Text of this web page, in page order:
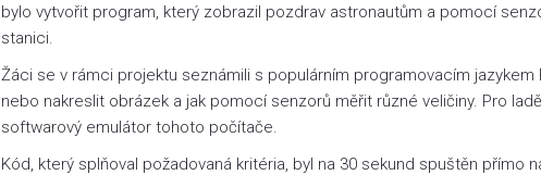
bylo vytvořit program, který zobrazil pozdrav astronautům a pomocí
stanici.
Žáci se v rámci projektu seznámili s populárním programovacím jazykem
nebo nakreslit obrázek a jak pomocí senzorů měřit různé veličiny. Pro
softwarový emulátor tohoto počítače.
Kód, který splňoval požadovaná kritéria, byl na 30 sekund spuštěn přímo